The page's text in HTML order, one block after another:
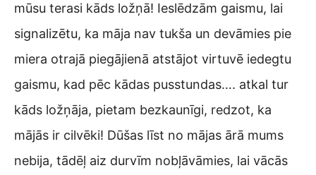
mūsu terasi kāds ložņā! Ieslēdzām gaismu, lai
signalizētu, ka māja nav tukša un devāmies pie
miera otrajā piegājienā atstājot virtuvē iedegtu
gaismu, kad pēc kādas pusstundas…. atkal tur
kāds ložņāja, pietam bezkaunīgi, redzot, ka
mājās ir cilvēki! Dūšas līst no mājas ārā mums
nebija, tādēļ aiz durvīm nobļāvāmies, lai vācās